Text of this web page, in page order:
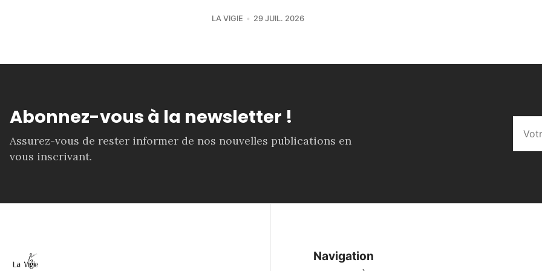
LA VIGIE 29 JUIL. 2026
Abonnez-vous à la newsletter !
Assurez-vous de rester informer de nos nouvelles publications en
vous inscrivant.
Navigation